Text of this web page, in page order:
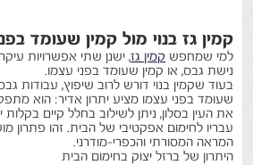
קמין גז בנוי מול קמין שעומד
למי שמחפש קמין גז, ישנן שתי אפשרויות
נישת גבס, או קמין שעומד בפני עצמו.
בעוד שקמין בנוי דורש לרוב שיפוץ, עבודות
שעומד בפני עצמו מציע יתרון אדיר: הוא
את העין בסלון, ניתן לשילוב בחלל קיים בקלות
עבריו לחימום אפקטיבי של הבית. זהו פתרון
המראה המסורתי והכפרי-מודרני.
היתרון של ברזל יצוק בחימום הבית